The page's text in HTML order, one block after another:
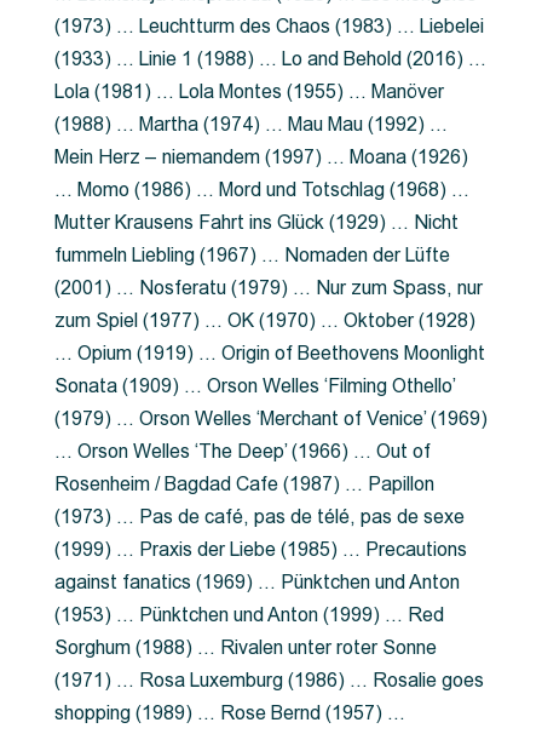
(1973) … Leuchtturm des Chaos (1983) … Liebelei
(1933) … Linie 1 (1988) … Lo and Behold (2016) …
Lola (1981) … Lola Montes (1955) … Manöver
(1988) … Martha (1974) … Mau Mau (1992) …
Mein Herz – niemandem (1997) … Moana (1926)
… Momo (1986) … Mord und Totschlag (1968) …
Mutter Krausens Fahrt ins Glück (1929) … Nicht
fummeln Liebling (1967) … Nomaden der Lüfte
(2001) … Nosferatu (1979) … Nur zum Spass, nur
zum Spiel (1977) … OK (1970) … Oktober (1928)
… Opium (1919) … Origin of Beethovens Moonlight
Sonata (1909) … Orson Welles ‘Filming Othello’
(1979) … Orson Welles ‘Merchant of Venice’ (1969)
… Orson Welles ‘The Deep’ (1966) … Out of
Rosenheim / Bagdad Cafe (1987) … Papillon
(1973) … Pas de café, pas de télé, pas de sexe
(1999) … Praxis der Liebe (1985) … Precautions
against fanatics (1969) … Pünktchen und Anton
(1953) … Pünktchen und Anton (1999) … Red
Sorghum (1988) … Rivalen unter roter Sonne
(1971) … Rosa Luxemburg (1986) … Rosalie goes
shopping (1989) … Rose Bernd (1957) …